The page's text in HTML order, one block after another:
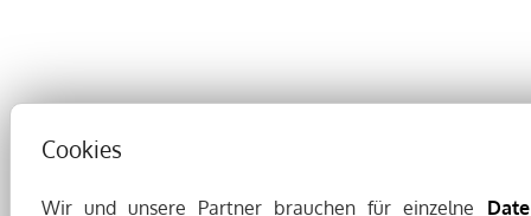
Cookies
Wir und unsere Partner brauchen für einzelne